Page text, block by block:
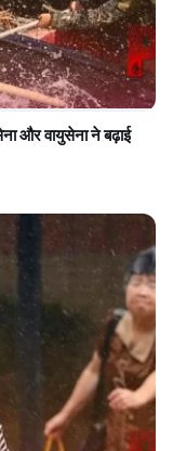
और वायुसेना ने बढ़ाई